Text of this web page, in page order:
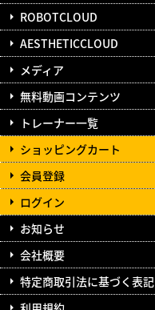
ROBOTCLOUD
AESTHETICCLOUD
メディア
無料動画コンテンツ
トレーナー一覧
ショッピングカート
会員登録
ログイン
お知らせ
会社概要
特定商取引法に基づく表記